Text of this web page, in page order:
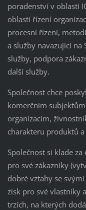
poradenství v oblasti
oblasti řízení
procesní řízení,
a služby navazující na
služby, podpora
další služby.
Společnost chce
komerčním
organizacím,
charakteru produktů a
Společnost si klade
pro své zákazníky
dobré vztahy se
zisk pro své vlastníky
trzích, na kterých